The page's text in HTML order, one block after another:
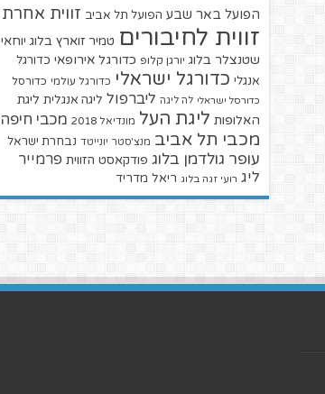
הפועל באר שבע הפועל תל אביב זווית אחרת
זווית לחיבורים טמיר זוארץ בלוג יוחאי
שטנצלר בלוג יורגן קלופ כדורגל אירופאי כדורגל
אנגלי כדורגל ישראלי כדורגל עולמי כדורסל
כדורסל ישראלי לה ליגה ליברפול ליגה אנגלית ליגת
האלופות ליגת העל מונדיאל 2018 מכבי חיפה
מכבי תל אביב מנצ'סטר יונייטד נבחרת ישראל
עופר גולדמן בלוג פודקאסט הזווית פרמייר
ליג רועי זגה בלוג ריאל מדריד